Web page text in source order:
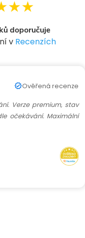
doporučuje
v Recenzích
Ověřená recenze
Verze premium, stav
očekávání. Maximální